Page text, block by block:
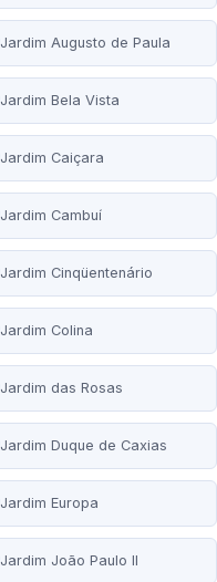
Jardim Augusto de Paula
Jardim Bela Vista
Jardim Caiçara
Jardim Cambuí
Jardim Cinqüentenário
Jardim Colina
Jardim das Rosas
Jardim Duque de Caxias
Jardim Europa
Jardim João Paulo II